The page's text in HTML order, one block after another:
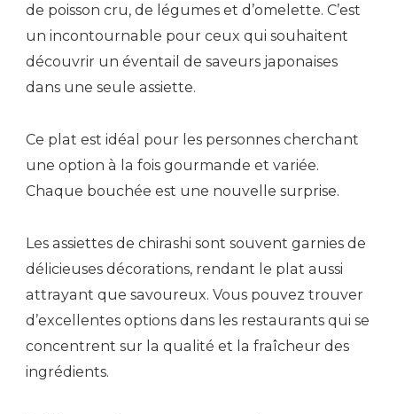
de poisson cru, de légumes et d’omelette. C’est
un incontournable pour ceux qui souhaitent
découvrir un éventail de saveurs japonaises
dans une seule assiette.
Ce plat est idéal pour les personnes cherchant
une option à la fois gourmande et variée.
Chaque bouchée est une nouvelle surprise.
Les assiettes de chirashi sont souvent garnies de
délicieuses décorations, rendant le plat aussi
attrayant que savoureux. Vous pouvez trouver
d’excellentes options dans les restaurants qui se
concentrent sur la qualité et la fraîcheur des
ingrédients.